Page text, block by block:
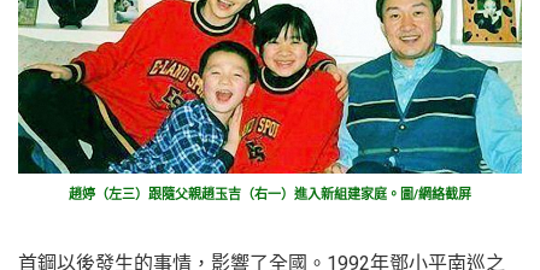
趙婷（左三）跟隨父親趙玉吉（右一）進入新組建家庭。圖/網絡截屏
首鋼以後發生的事情，影響了全國。1992年鄧小平南巡之